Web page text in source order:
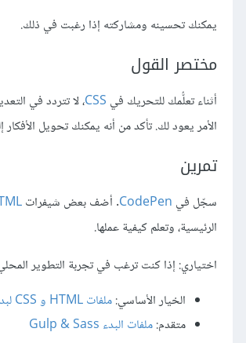
يمكنك تحسينه ومشاركته إذا رغبت في ذلك.
مختصر القول
أثناء تعلُّمك للتحريك في CSS
الأمر يعود لك. تأكد من أنه يمكنك تحويل
تمرين
سجّل في CodePen. أضف بعض شيفرات
الرئيسية، وتعلم كيفية عملها.
اختياري: إذا كنت ترغب في تجربة التطوير
الخيار الأساسي:ملفات HTML و CSS لبدء المشروع
متقدم:ملفات البدء Gulp & Sass